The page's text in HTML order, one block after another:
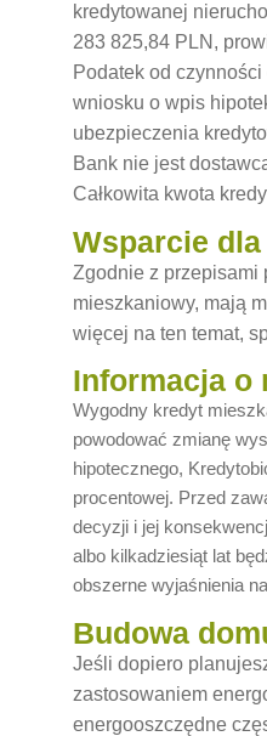
kredytowanej
283 825,84 PLN,
Podatek od
wniosku o wpis
ubezpieczenia
Bank nie jest
Całkowita kwota
Wsparcie
Zgodnie z przepisami
mieszkaniowy, mają
więcej na ten temat,
Informacja o
Wygodny kredyt
powodować zmianę
hipotecznego,
procentowej. Przed
decyzji i jej
albo kilkadziesiąt lat
obszerne wyjaśnienia
Budowa
Jeśli dopiero
zastosowaniem
energooszczędne